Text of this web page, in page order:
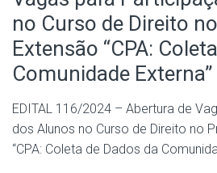
no Curso de Direito
Extensão “CPA:
Comunidade Externa”
EDITAL 116/2024 – Abertura de
dos Alunos no Curso de Direito no
“CPA: Coleta de Dados da